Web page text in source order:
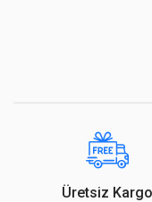
Üretsiz Kargo